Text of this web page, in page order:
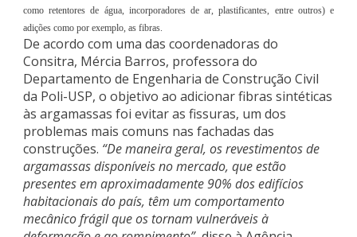
como retentores de água, incorporadores de ar, plastificantes, entre outros) e
adições como por exemplo, as fibras.
De acordo com uma das coordenadoras do
Consitra, Mércia Barros, professora do
Departamento de Engenharia de Construção Civil
da Poli-USP, o objetivo ao adicionar fibras sintéticas
às argamassas foi evitar as fissuras, um dos
problemas mais comuns nas fachadas das
construções. “De maneira geral, os revestimentos de
argamassas disponíveis no mercado, que estão
presentes em aproximadamente 90% dos edifícios
habitacionais do país, têm um comportamento
mecânico frágil que os tornam vulneráveis à